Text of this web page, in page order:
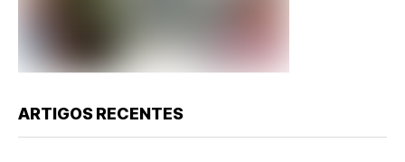
ARTIGOS RECENTES